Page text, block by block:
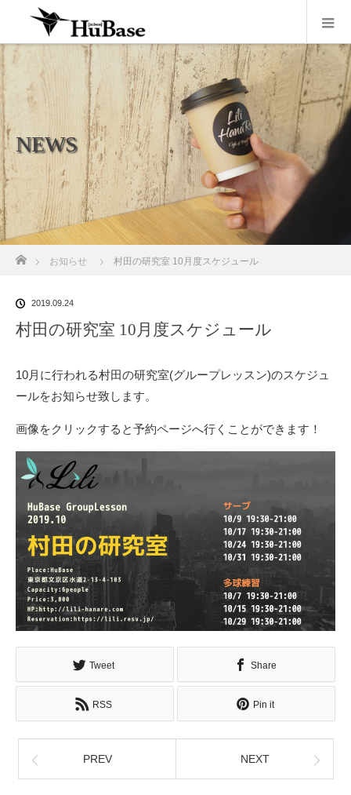
NEWS
ホーム
お知らせ 村田の研究室 10月度スケジュール
2019.09.24
村田の研究室 10月度スケジュール
10月に行われる村田の研究室(グループレッスン)のスケジュ
ールをお知らせ致します。
画像をクリックすると予約ページへ行くことができます！
Tweet Share
RSS Pin it
PREV NEXT